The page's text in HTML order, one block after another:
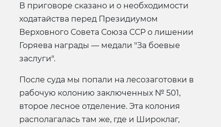
В приговоре сказано и о необходимости
ходатайства перед Президиумом
Верховного Совета Союза ССР о лишении
Горяева награды — медали "За боевые
заслуги".
После суда мы попали на лесозаготовки в
рабочую колонию заключенных № 501,
второе лесное отделение. Эта колония
располагалась там же, где и Широклаг,